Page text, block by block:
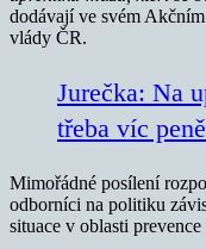
dodávají ve svém
vlády ČR.
Jurečka: Na
třeba víc
Mimořádné posílení
odborníci na politiku
situace v oblasti